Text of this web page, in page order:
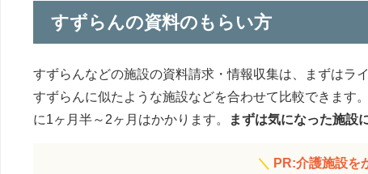
すずらんの資料のもらい方
すずらんなどの施設の資料請求・情報収集は、まずはラ
すずらんに似たような施設などを合わせて比較できます
に1ヶ月半～2ヶ月はかかります。
まずは気になった施設
＼ PR:介護施設を